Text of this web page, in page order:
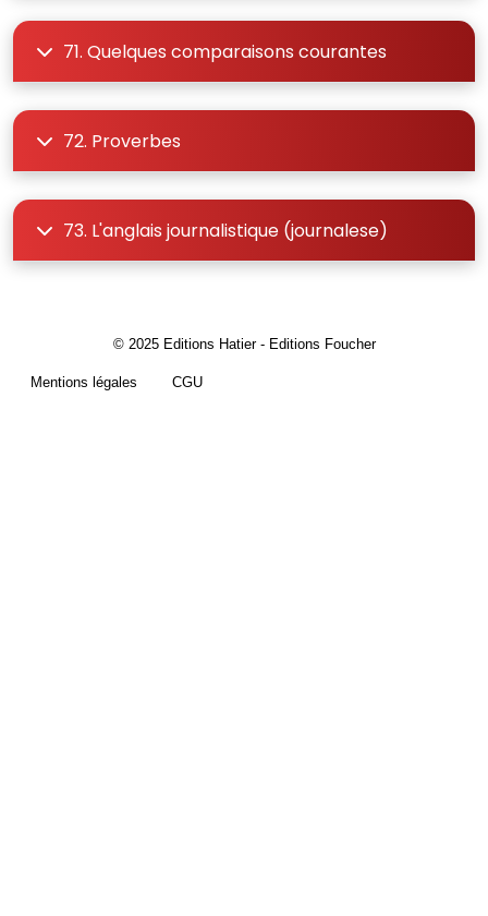
71. Quelques comparaisons courantes
72. Proverbes
73. L'anglais journalistique (journalese)
© 2025 Editions Hatier - Editions Foucher
Pied de page
Mentions légales CGU